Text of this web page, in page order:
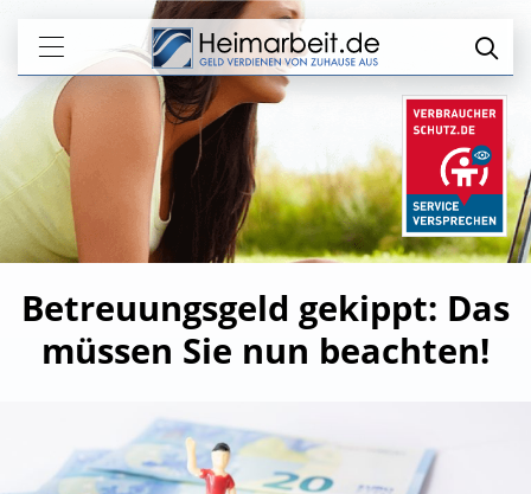
Betreuungsgeld gekippt: Das
müssen Sie nun beachten!